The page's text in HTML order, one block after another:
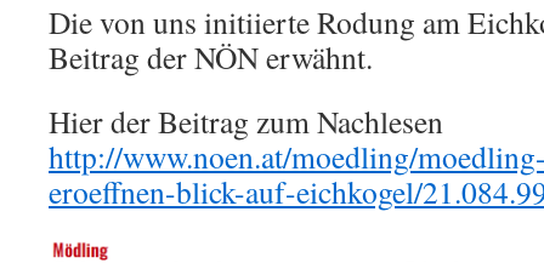
Die von uns initiierte Rodung am
Beitrag der NÖN erwähnt.
Hier der Beitrag zum Nachlesen
http://www.noen.at/moedling/
eroeffnen-blick-auf-eichkogel/